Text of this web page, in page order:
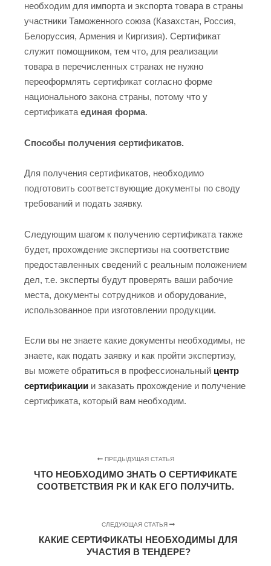
необходим для импорта и экспорта товара в страны
участники Таможенного союза (Казахстан, Россия,
Белоруссия, Армения и Киргизия). Сертификат
служит помощником, тем что, для реализации
товара в перечисленных странах не нужно
переоформлять сертификат согласно форме
национального закона страны, потому что у
сертификата единая форма.
Способы получения сертификатов.
Для получения сертификатов, необходимо
подготовить соответствующие документы по своду
требований и подать заявку.
Следующим шагом к получению сертификата также
будет, прохождение экспертизы на соответствие
предоставленных сведений с реальным положением
дел, т.е. эксперты будут проверять ваши рабочие
места, документы сотрудников и оборудование,
использованное при изготовлении продукции.
Если вы не знаете какие документы необходимы, не
знаете, как подать заявку и как пройти экспертизу,
вы можете обратиться в профессиональный центр
сертификации и заказать прохождение и получение
сертификата, который вам необходим.
ПРЕДЫДУЩАЯ СТАТЬЯ
ЧТО НЕОБХОДИМО ЗНАТЬ О СЕРТИФИКАТЕ
СООТВЕТСТВИЯ РК И КАК ЕГО ПОЛУЧИТЬ.
СЛЕДУЮЩАЯ СТАТЬЯ
КАКИЕ СЕРТИФИКАТЫ НЕОБХОДИМЫ ДЛЯ
УЧАСТИЯ В ТЕНДЕРЕ?